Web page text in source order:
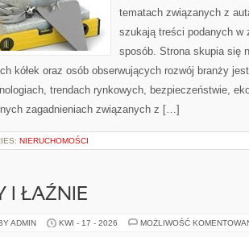
tematach związanych z
szukają treści podanych w
sposób. Strona skupia się
kółek oraz osób obserwujących rozwój branży
trendach rynkowych, bezpieczeństwie,
zagadnieniach związanych z […]
NIERUCHOMOŚCI
I ŁAŹNIE
ADMIN KWI - 17 - 2026 MOŻLIWOŚĆ